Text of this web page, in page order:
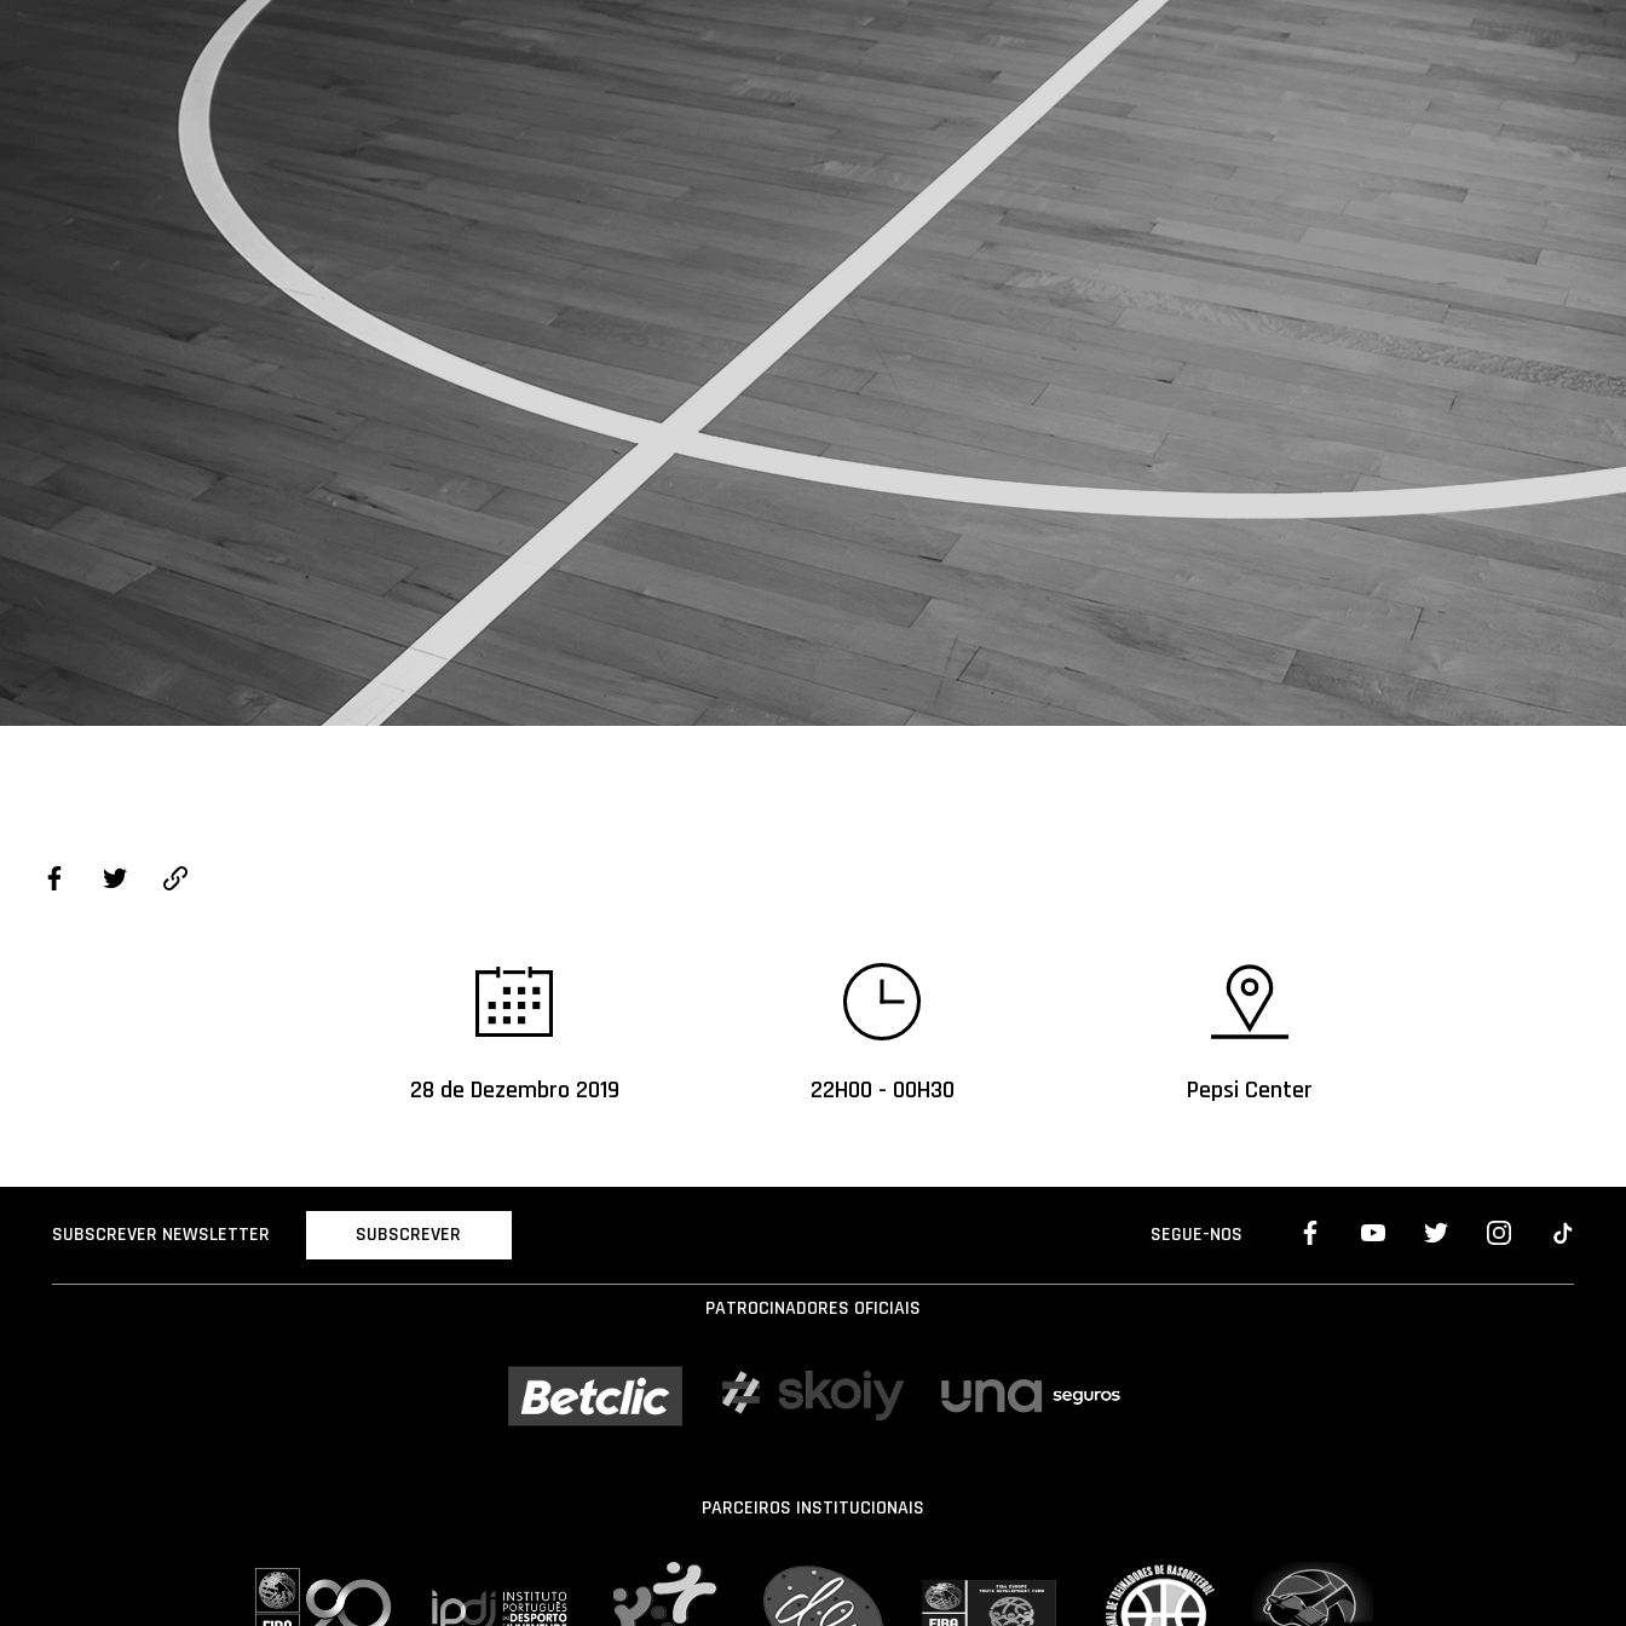
ÁREA TÉCNICA
PROJETOS
28 de Dezembro 2019 22H00 - 00H30 Pepsi Center
SUBSCREVER NEWSLETTER SUBSCREVER SEGUE-NOS
PATROCINADORES OFICIAIS
PARCEIROS INSTITUCIONAIS